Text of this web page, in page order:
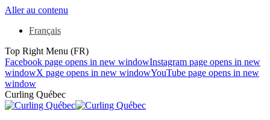
Aller au contenu
Français
Top Right Menu (FR)
Facebook page opens in new windowInstagram page opens in new
windowX page opens in new windowYouTube page opens in new
window
Curling Québec